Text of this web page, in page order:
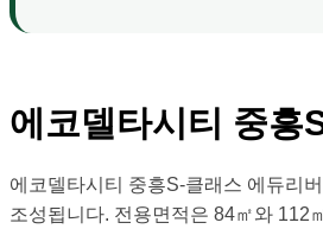
에코델타시티 중흥
에코델타시티 중흥S-클래스 에듀리
조성됩니다. 전용면적은 84㎡와 112